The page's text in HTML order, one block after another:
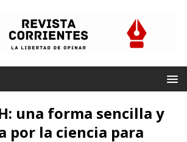
una forma sencilla y
por la ciencia para